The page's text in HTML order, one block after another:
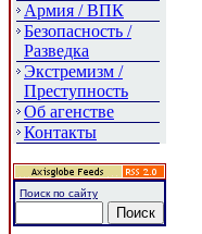
Армия / ВПК
Безопасность /
Разведка
Экстремизм /
Преступность
Об агенстве
Контакты
Поиск по сайту